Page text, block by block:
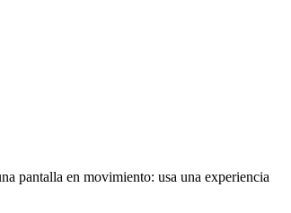
pantalla en movimiento: usa una experiencia